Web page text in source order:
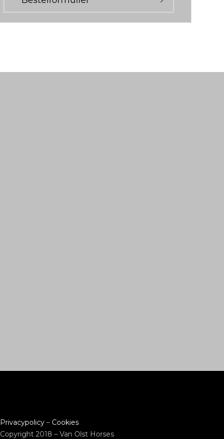
Privacypolicy– Cookies
Copyright 2018 – Van Olst Horses